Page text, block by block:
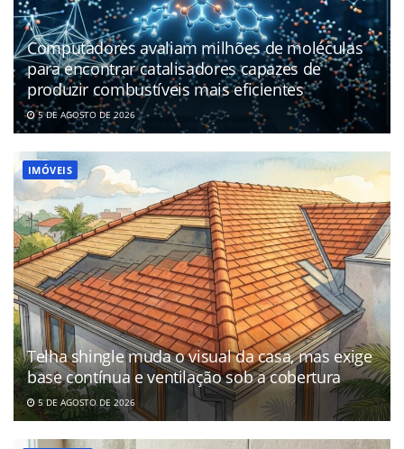
Computadores avaliam milhões de moléculas
para encontrar catalisadores capazes de
produzir combustíveis mais eficientes
5 DE AGOSTO DE 2026
IMÓVEIS
Telha shingle muda o visual da casa, mas exige
base contínua e ventilação sob a cobertura
5 DE AGOSTO DE 2026